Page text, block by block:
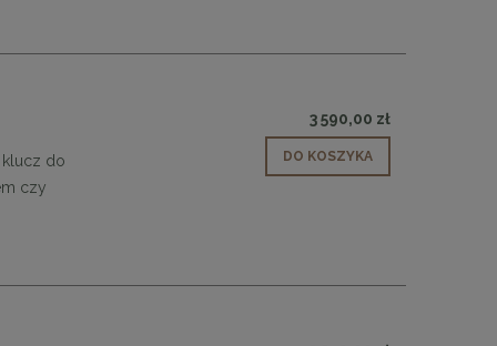
klucz do
czy
3 590,00 zł
DO KOSZYKA